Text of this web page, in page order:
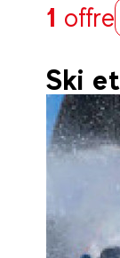
1 offre
Ski